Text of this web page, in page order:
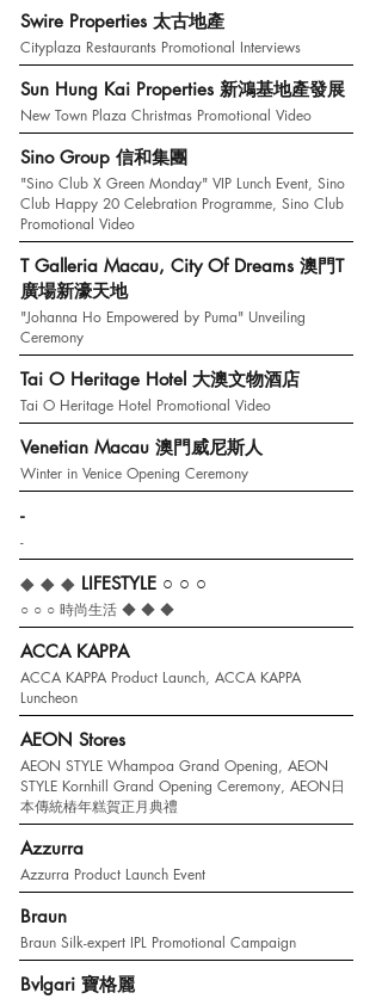
Swire Properties 太古地產
Cityplaza Restaurants Promotional Interviews
Sun Hung Kai Properties 新鴻基地產發展
New Town Plaza Christmas Promotional Video
Sino Group 信和集團
"Sino Club X Green Monday" VIP Lunch Event, Sino
Club Happy 20 Celebration Programme, Sino Club
Promotional Video
T Galleria Macau, City Of Dreams 澳門T
廣場新濠天地
"Johanna Ho Empowered by Puma" Unveiling
Ceremony
Tai O Heritage Hotel 大澳文物酒店
Tai O Heritage Hotel Promotional Video
Venetian Macau 澳門威尼斯人
Winter in Venice Opening Ceremony
-
-
◆ ◆ ◆ LIFESTYLE ○ ○ ○
○ ○ ○ 時尚生活 ◆ ◆ ◆
ACCA KAPPA
ACCA KAPPA Product Launch, ACCA KAPPA
Luncheon
AEON Stores
AEON STYLE Whampoa Grand Opening, AEON
STYLE Kornhill Grand Opening Ceremony, AEON日
本傳統樁年糕賀正月典禮
Azzurra
Azzurra Product Launch Event
Braun
Braun Silk-expert IPL Promotional Campaign
Bvlgari 寶格麗